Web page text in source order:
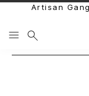
Artisan